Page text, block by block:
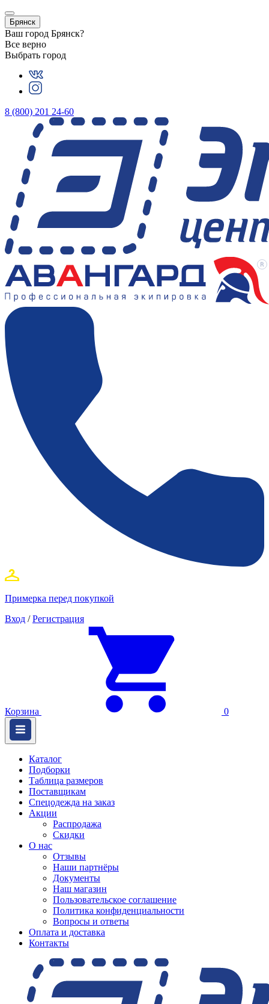
Брянск
Ваш город Брянск?
Все верно
Выбрать город
8 (800) 201 24-60
Примерка перед покупкой
Вход / Регистрация
Корзина 0
Каталог
Подборки
Таблица размеров
Поставщикам
Спецодежда на заказ
Акции
Распродажа
Скидки
О нас
Отзывы
Наши партнёры
Документы
Наш магазин
Пользовательское соглашение
Политика конфиденциальности
Вопросы и ответы
Оплата и доставка
Контакты